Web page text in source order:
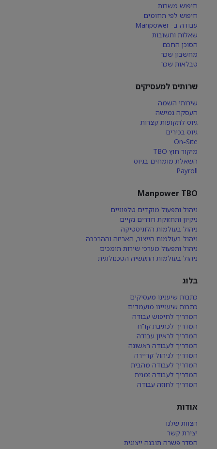
חיפוש משרות
חיפוש לפי תחומים
עבודה ב- Manpower
שאלות ותשובות
הסוכן החכם
מחשבון שכר
טבלאות שכר
שרותים למעסיקים
שירותי השמה
העסקה גמישה
גיוס לתקופות קצרות
גיוס בכירים
On-Site
מיקור חוץ TBO
השאלת מומחים בגיוס
Payroll
Manpower TBO
ניהול ותפעול מוקדים טלפוניים
ניקיון ותחזוקת חדרים נקיים
ניהול בעולמות הלוגיסטיקה
ניהול בעולמות הייצור, האריזה וההרכבה
ניהול ותפעול מערכי שירות תומכים
ניהול בעולמות התעשיה הטכנולוגית
בלוג
כתבות שיענינו מעסיקים
כתבות שיעניינו מועמדים
המדריך לחיפוש עבודה
המדריך לכתיבת קו"ח
המדריך לראיון עבודה
המדריך לעבודה ראשונה
המדריך לניהול קריירה
המדריך לעבודה מהבית
המדריך לעבודה זמנית
המדריך לחוזה עבודה
אודות
הצוות שלנו
יצירת קשר
הסדר פשרה תובנה ייצוגית